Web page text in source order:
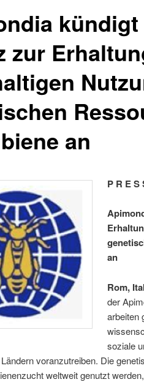
zur
an
P R E S
an
Rom,
der
arbeiten
soziale
voranzutreiben. Die
weltweit genutzt